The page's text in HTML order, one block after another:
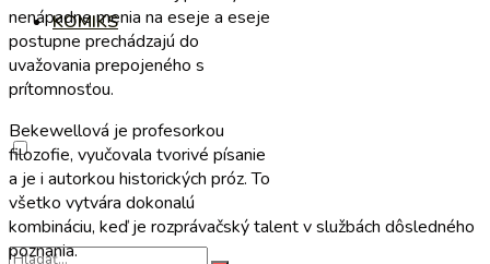
KOMIKS
nenápadne menia na eseje a eseje
postupne prechádzajú do
uvažovania prepojeného s
prítomnosťou.
Bekewellová je profesorkou
filozofie, vyučovala tvorivé písanie
a je i autorkou historických próz. To
všetko vytvára dokonalú
kombináciu, keď je rozprávačský talent v službách dôsledného
poznania.